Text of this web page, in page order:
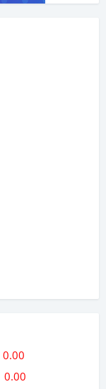
0.00
0.00